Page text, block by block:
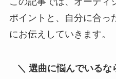
ポイントと、自分に合っ
にお伝えしていきます。
＼ 選曲に悩んでいる